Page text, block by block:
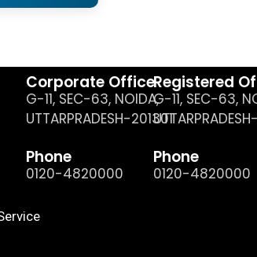
Corporate Office
G-11, SEC-63, NOIDA,
UTTARPRADESH-201301
Phone
0120-4820000
Registered
G-11, SEC-63,
Phone
0120-4820000